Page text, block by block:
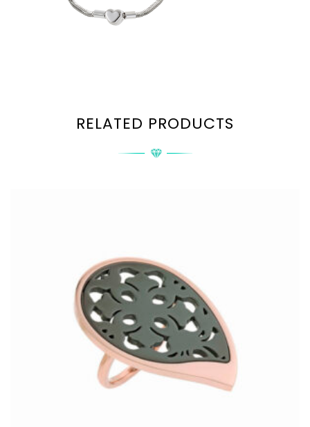
RELATED PRODUCTS